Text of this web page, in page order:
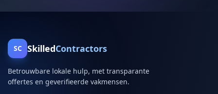
SC SkilledContractors
Betrouwbare lokale hulp, met transparante
offertes en geverifieerde vakmensen.